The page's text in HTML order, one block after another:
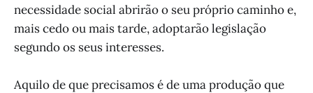
necessidade social abrirão o seu próprio caminho e,
mais cedo ou mais tarde, adoptarão legislação
segundo os seus interesses.
Aquilo de que precisamos é de uma produção que